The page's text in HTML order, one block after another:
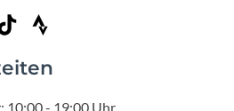
10:00 - 19:00 Uhr